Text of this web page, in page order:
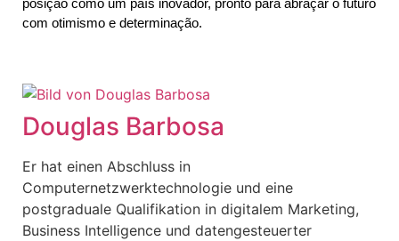
posição como um país inovador, pronto para abraçar o futuro
com otimismo e determinação.
Douglas Barbosa
Er hat einen Abschluss in
Computernetzwerktechnologie und eine
postgraduale Qualifikation in digitalem Marketing,
Business Intelligence und datengesteuerter